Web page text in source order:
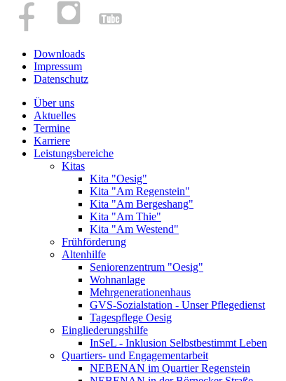
Downloads
Impressum
Datenschutz
Über uns
Aktuelles
Termine
Karriere
Leistungsbereiche
Kitas
Kita "Oesig"
Kita "Am Regenstein"
Kita "Am Bergeshang"
Kita "Am Thie"
Kita "Am Westend"
Frühförderung
Altenhilfe
Seniorenzentrum "Oesig"
Wohnanlage
Mehrgenerationenhaus
GVS-Sozialstation - Unser Pflegedienst
Tagespflege Oesig
Eingliederungshilfe
InSeL - Inklusion Selbstbestimmt Leben
Quartiers- und Engagementarbeit
NEBENAN im Quartier Regenstein